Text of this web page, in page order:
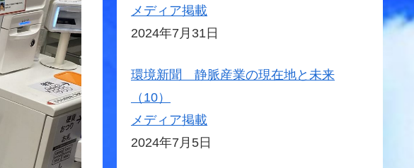
メディア掲載
2024年7月31日
環境新聞 静脈産業の現在地と未来
（10）
メディア掲載
2024年7月5日